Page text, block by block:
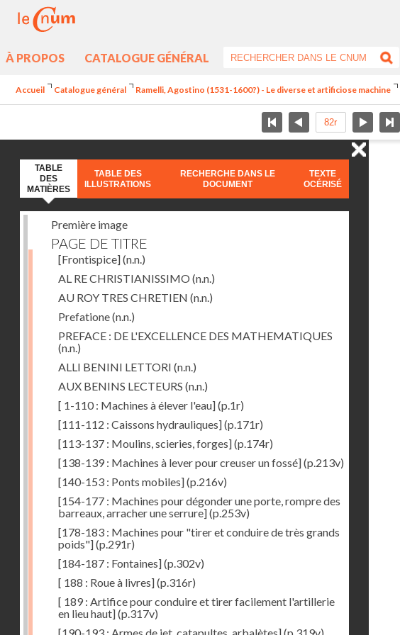
À PROPOS CATALOGUE GÉNÉRAL
Accueil Catalogue général Ramelli, Agostino (1531-1600?) - Le diverse et artificiose machine
TABLE
DES
MATIÈRES
TABLE DES
ILLUSTRATIONS
RECHERCHE DANS LE
DOCUMENT
TEXTE
OCÉRISÉ
Première image
PAGE DE TITRE
[Frontispice](n.n.)
AL RE CHRISTIANISSIMO (n.n.)
AU ROY TRES CHRETIEN (n.n.)
Prefatione(n.n.)
PREFACE : DE L'EXCELLENCE DES MATHEMATIQUES
(n.n.)
ALLI BENINI LETTORI (n.n.)
AUX BENINS LECTEURS (n.n.)
[ 1-110 : Machines à élever l'eau](p.1r)
[111-112 : Caissons hydrauliques](p.171r)
[113-137 : Moulins, scieries, forges](p.174r)
[138-139 : Machines à lever pour creuser un fossé](p.213v)
[140-153 : Ponts mobiles](p.216v)
[154-177 : Machines pour dégonder une porte, rompre des
barreaux, arracher une serrure](p.253v)
[178-183 : Machines pour "tirer et conduire de très grands
poids"](p.291r)
[184-187 : Fontaines](p.302v)
[ 188 : Roue à livres](p.316r)
[ 189 : Artifice pour conduire et tirer facilement l'artillerie
en lieu haut](p.317v)